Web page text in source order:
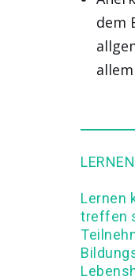
dem
LERNEN
Lernen
treffen